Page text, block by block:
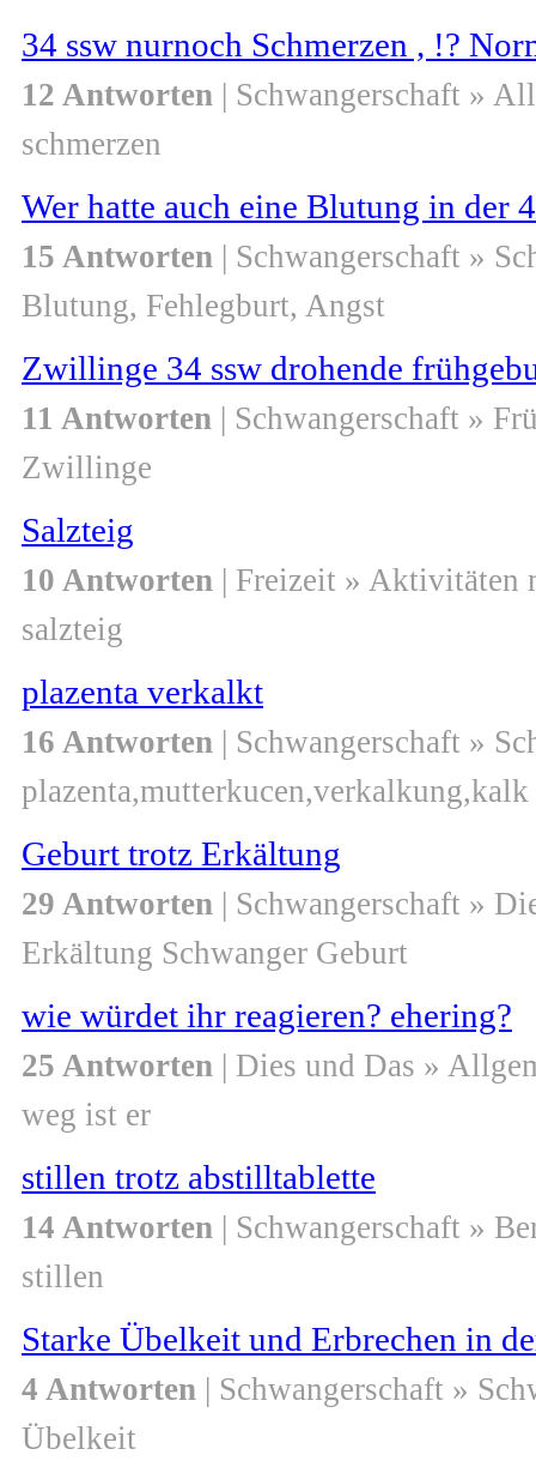
34 ssw nurnoch Schmerzen , !?
12 Antworten | Schwangerschaft »
schmerzen
Wer hatte auch eine Blutung in der
15 Antworten | Schwangerschaft »
Blutung, Fehlegburt, Angst
Zwillinge 34 ssw drohende
11 Antworten | Schwangerschaft »
Zwillinge
Salzteig
10 Antworten | Freizeit » Aktivitäten
salzteig
plazenta verkalkt
16 Antworten | Schwangerschaft »
plazenta,mutterkucen,verkalkung,kalk
Geburt trotz Erkältung
29 Antworten | Schwangerschaft »
Erkältung Schwanger Geburt
wie würdet ihr reagieren? ehering?
25 Antworten | Dies und Das »
weg ist er
stillen trotz abstilltablette
14 Antworten | Schwangerschaft »
stillen
Starke Übelkeit und Erbrechen in
4 Antworten | Schwangerschaft »
Übelkeit